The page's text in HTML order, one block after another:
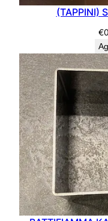
(TAPPINI)
€